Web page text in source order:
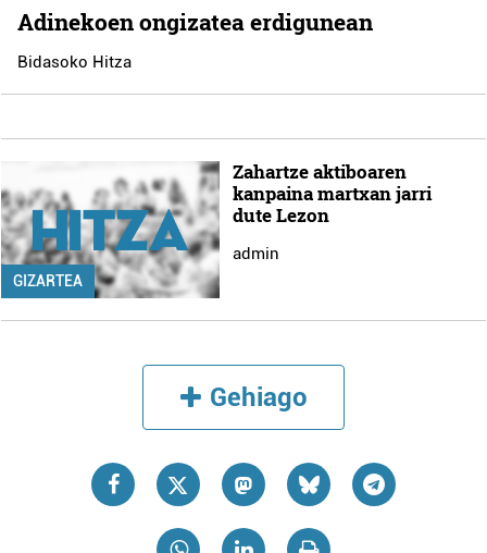
Adinekoen ongizatea erdigunean
Bidasoko Hitza
GIZARTEA
Zahartze aktiboaren
kanpaina martxan jarri
dute Lezon
admin
Gehiago